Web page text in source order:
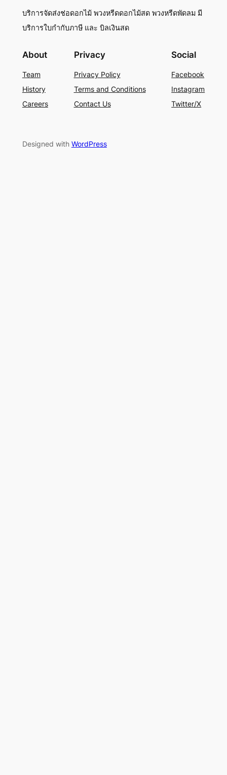
บริการจัดส่งช่อดอกไม้ พวงหรีดดอกไม้สด พวงหรีดพัดลม มี
บริการใบกำกับภาษี และ บิลเงินสด
About
Team
History
Careers
Privacy
Privacy Policy
Terms and Conditions
Contact Us
Social
Facebook
Instagram
Twitter/X
Designed with WordPress